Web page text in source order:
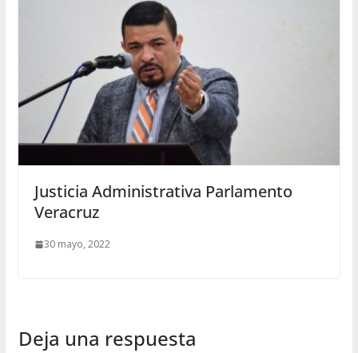
Justicia Administrativa Parlamento
Veracruz
30 mayo, 2022
Deja una respuesta